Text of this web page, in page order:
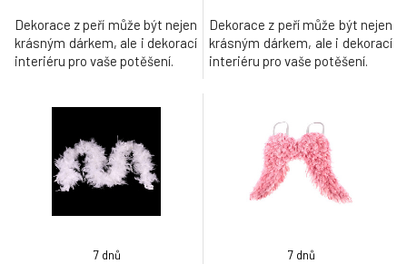
Dekorace z peří může být nejen
krásným dárkem, ale i dekorací
interiéru pro vaše potěšení.
Dekorace z peří může být nejen
krásným dárkem, ale i dekorací
interiéru pro vaše potěšení.
7 dnů 7 dnů